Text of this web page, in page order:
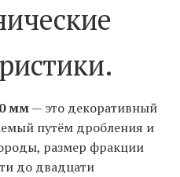
мм — это декоративный
путём дробления и
размер фракции
до двадцати